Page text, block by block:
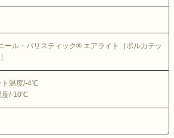
ール・バリスティック® エアライト［ポルカテッ
ト温度/-4℃
度/-10℃